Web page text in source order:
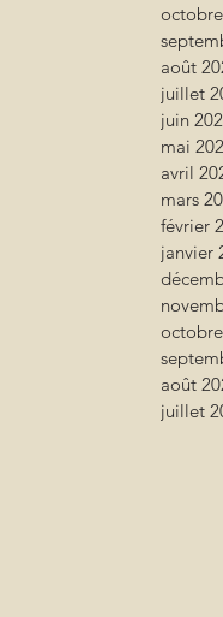
août
juillet
juin
mai
avril
mars
février
janvier
août
juillet